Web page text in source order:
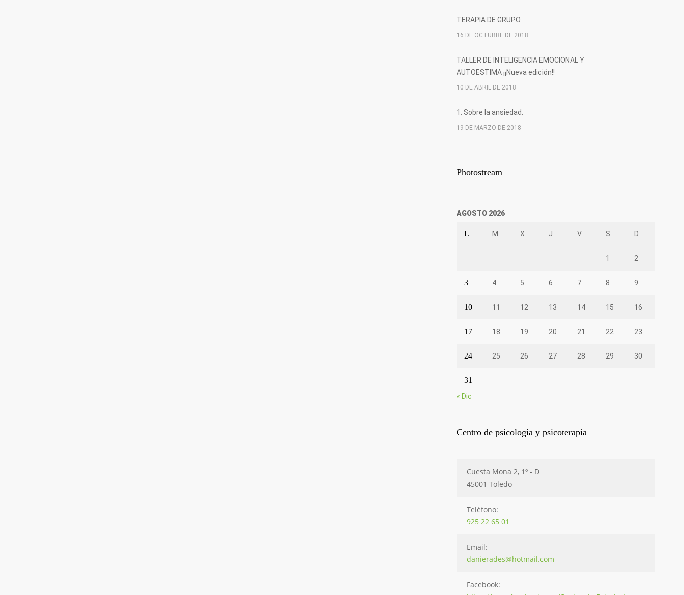
TERAPIA DE GRUPO
16 DE OCTUBRE DE 2018
TALLER DE INTELIGENCIA EMOCIONAL Y
AUTOESTIMA ¡¡Nueva edición!!
10 DE ABRIL DE 2018
1. Sobre la ansiedad.
19 DE MARZO DE 2018
Photostream
AGOSTO 2026
L M X J V S D
1 2
3 4 5 6 7 8 9
10 11 12 13 14 15 16
17 18 19 20 21 22 23
24 25 26 27 28 29 30
31
« Dic
Centro de psicología y psicoterapia
Cuesta Mona 2, 1º - D
45001 Toledo
Teléfono:
925 22 65 01
Email:
danierades@hotmail.com
Facebook: